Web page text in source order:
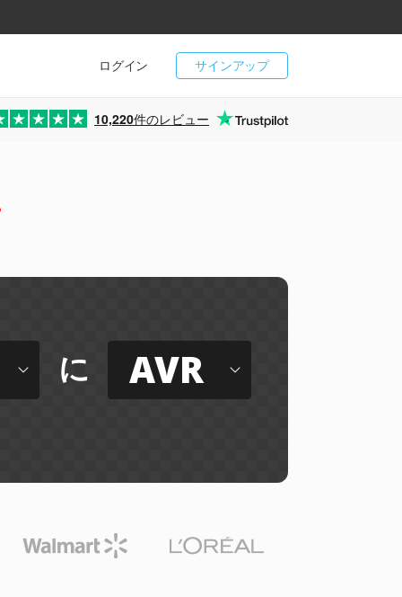
サインアップ
ログイン
10,220件のレビュー
に AVR